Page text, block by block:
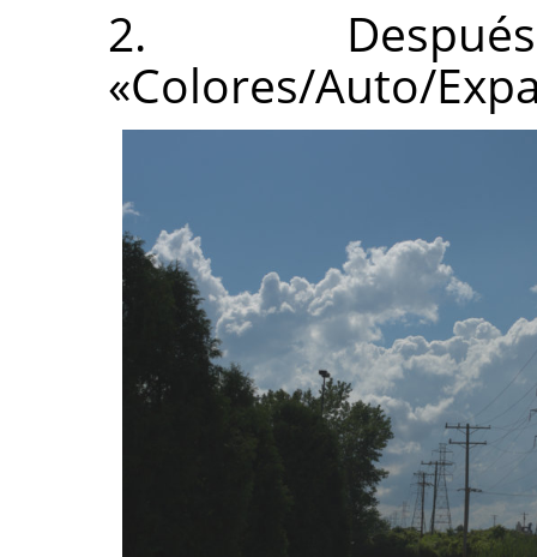
2.
«Colores/Auto/